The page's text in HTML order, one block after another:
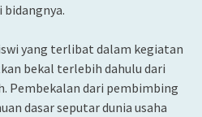
bidangnya.
yang terlibat dalam kegiatan
bekal terlebih dahulu dari
Pembekalan dari pembimbing
dasar seputar dunia usaha